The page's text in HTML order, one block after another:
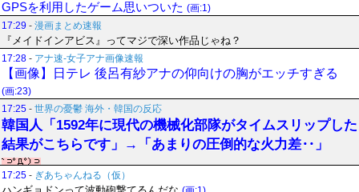
GPSを利用したゲーム思いついた (画:1)
17:29 - 漫画まとめ速報
『メイドインアビス』ってマジで深い作品じゃね？
17:28 - アナ速‐女子アナ画像速報
【画像】日テレ 後呂有紗アナの仰向けの胸がエッチすぎる
(画:23)
17:25 - 世界の憂鬱 海外・韓国の反応
韓国人「1592年に現代の機械化部隊がタイムスリップした
結果がこちらです」→「あまりの圧倒的な火力差‥」
17:25 - ぎあちゃんねる（仮）